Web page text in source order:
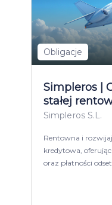
Obligacje
Simpleros |
stałej
Simpleros S.L.
Rentowna i
kredytowa,
oraz płatności